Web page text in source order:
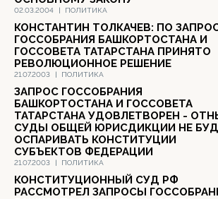
02.03.2004 | ПОЛИТИКА
21.07.2003 | ПОЛИТИКА
КОНСТАНТИН ТОЛКАЧЕВ: ПО
ГОССОБРАНИЯ БАШКОРТОСТАНА И
ГОССОВЕТА ТАТАРСТАНА ПРИНЯТО
РЕВОЛЮЦИОННОЕ РЕШЕНИЕ
21.07.2003 | ПОЛИТИКА
ЗАПРОС ГОССОБРАНИЯ
БАШКОРТОСТАНА И ГОССОВЕТА
ТАТАРСТАНА УДОВЛЕТВОРЕН -
СУДЫ ОБЩЕЙ ЮРИСДИКЦИИ НЕ
ОСПАРИВАТЬ КОНСТИТУЦИИ
СУБЪЕКТОВ ФЕДЕРАЦИИ
КОНСТИТУЦИОННЫЙ СУД РФ
РАССМОТРЕЛ ЗАПРОСЫ